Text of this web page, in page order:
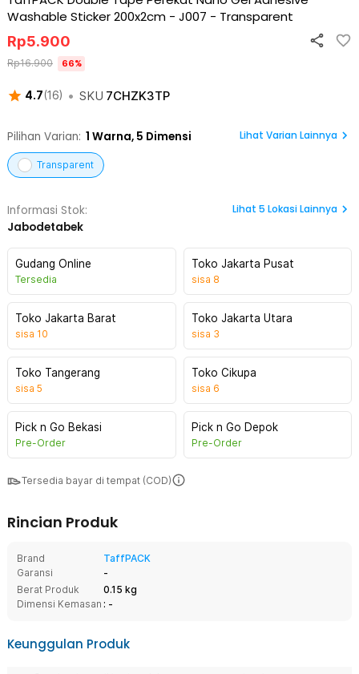
Washable Sticker 200x2cm - J007 - Transparent
4.7(16) • SKU 7CHZK3TP
Rp5.900
Rp16.900 66%
Pilihan Varian: 1 Warna, 5 Dimensi Lihat Varian Lainnya
Transparent
Informasi Stok:
Jabodetabek
Lihat 5 Lokasi Lainnya
Gudang Online
Tersedia
Toko Jakarta Pusat
sisa 8
Toko Jakarta Barat
sisa 10
Toko Jakarta Utara
sisa 3
Toko Tangerang
sisa 5
Toko Cikupa
sisa 6
Pick n Go Bekasi
Pre-Order
Pick n Go Depok
Pre-Order
Tersedia bayar di tempat (COD)
Rincian Produk
Brand
TaffPACK
Garansi
-
Berat Produk
0.15 kg
Dimensi Kemasan : -
Keunggulan Produk